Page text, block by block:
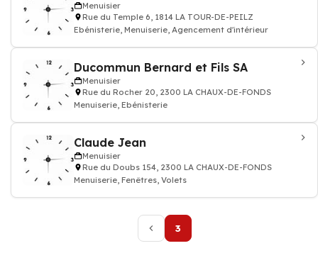
Menuisier
Rue du Temple 6, 1814 LA TOUR-DE-PEILZ
Ebénisterie, Menuiserie, Agencement d'intérieur
Ducommun Bernard et Fils SA
Menuisier
Rue du Rocher 20, 2300 LA CHAUX-DE-FONDS
Menuiserie, Ebénisterie
Claude Jean
Menuisier
Rue du Doubs 154, 2300 LA CHAUX-DE-FONDS
Menuiserie, Fenêtres, Volets
3